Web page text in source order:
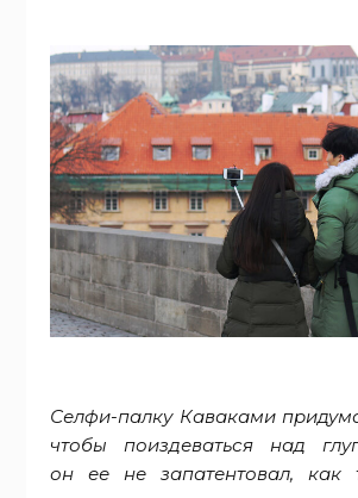
Селфи-палку Каваками
чтобы поиздеваться над
он ее не запатентовал, как